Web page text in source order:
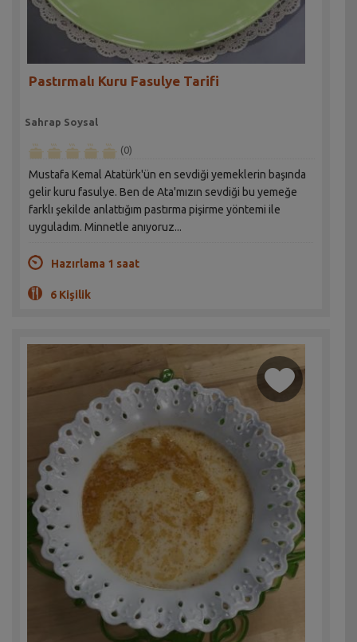
Pastırmalı Kuru Fasulye Tarifi
Sahrap Soysal
(0)
Mustafa Kemal Atatürk'ün en sevdiği yemeklerin başında
gelir kuru fasulye. Ben de Ata'mızın sevdiği bu yemeğe
farklı şekilde anlattığım pastırma pişirme yöntemi ile
uyguladım. Minnetle anıyoruz...
Hazırlama 1 saat
6 Kişilik